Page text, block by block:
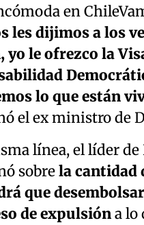
en
les dijimos a los
yo le ofrezco la
lo que están
el ex ministro de
línea, el líder de
sobrela cantidad
que
de expulsióna lo